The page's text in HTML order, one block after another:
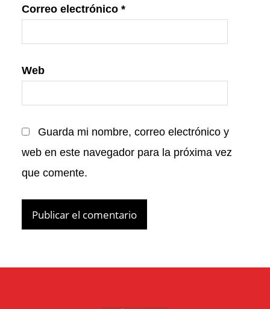
Correo electrónico *
Web
Guarda mi nombre, correo electrónico y
web en este navegador para la próxima vez
que comente.